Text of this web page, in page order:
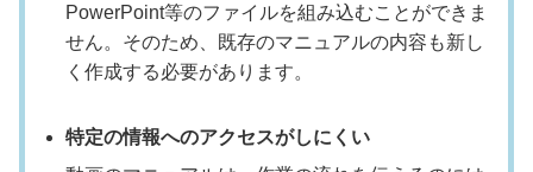
PowerPoint等のファイルを組み込むことができま
せん。そのため、既存のマニュアルの内容も新し
く作成する必要があります。
特定の情報へのアクセスがしにくい